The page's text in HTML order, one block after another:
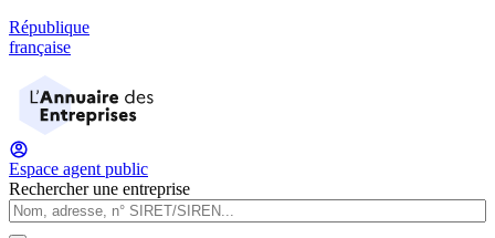
République
française
Espace agent public
Rechercher une entreprise